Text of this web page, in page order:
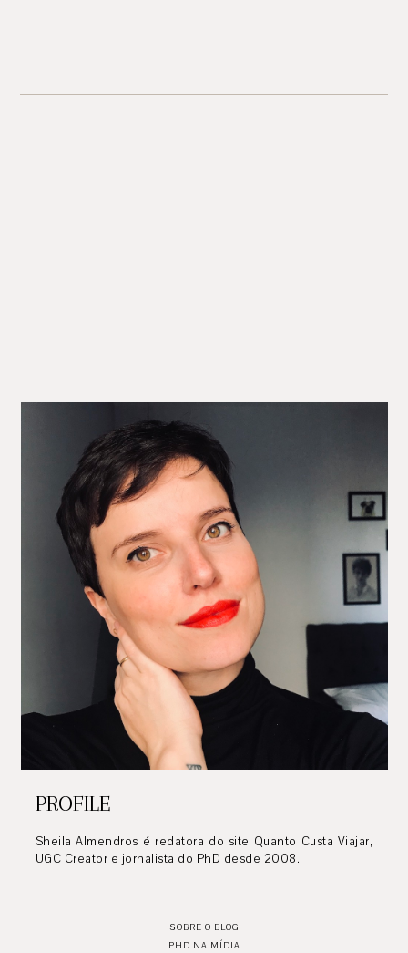
PROFILE
Sheila Almendros é redatora do site Quanto Custa Viajar,
UGC Creator e jornalista do PhD desde 2008.
SOBRE O BLOG
PHD NA MÍDIA